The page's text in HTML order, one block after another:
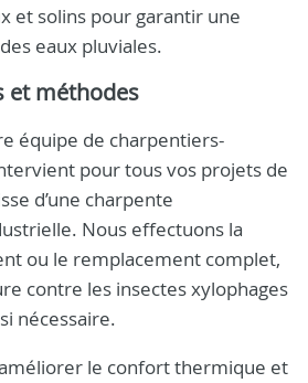
et solins pour garantir une
eaux pluviales.
et méthodes
équipe de charpentiers-
pour tous vos projets de
d’une charpente
Nous effectuons la
ou le remplacement complet,
contre les insectes xylophages
nécessaire.
le confort thermique et